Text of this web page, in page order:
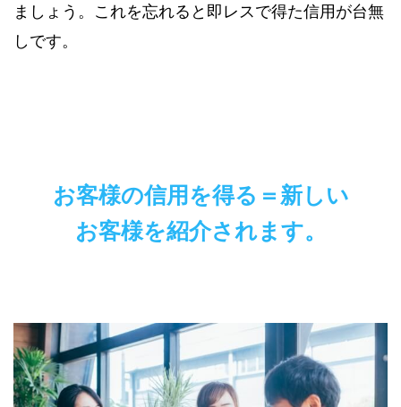
ましょう。これを忘れると即レスで得た信用が台無
しです。
お客様の信用を得る＝新しい
お客様を紹介されます。